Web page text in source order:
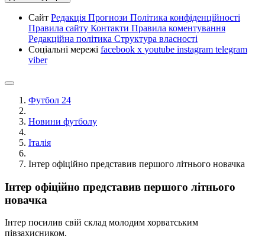
Сайт Редакція Прогнози Політика конфіденційності
Правила сайту Контакти Правила коментування
Редакційна політика Структура власності
Соціальні мережі facebook x youtube instagram telegram
viber
Футбол 24
Новини футболу
Італія
Інтер офіційно представив першого літнього новачка
Інтер офіційно представив першого літнього
новачка
Інтер посилив свій склад молодим хорватським
півзахисником.